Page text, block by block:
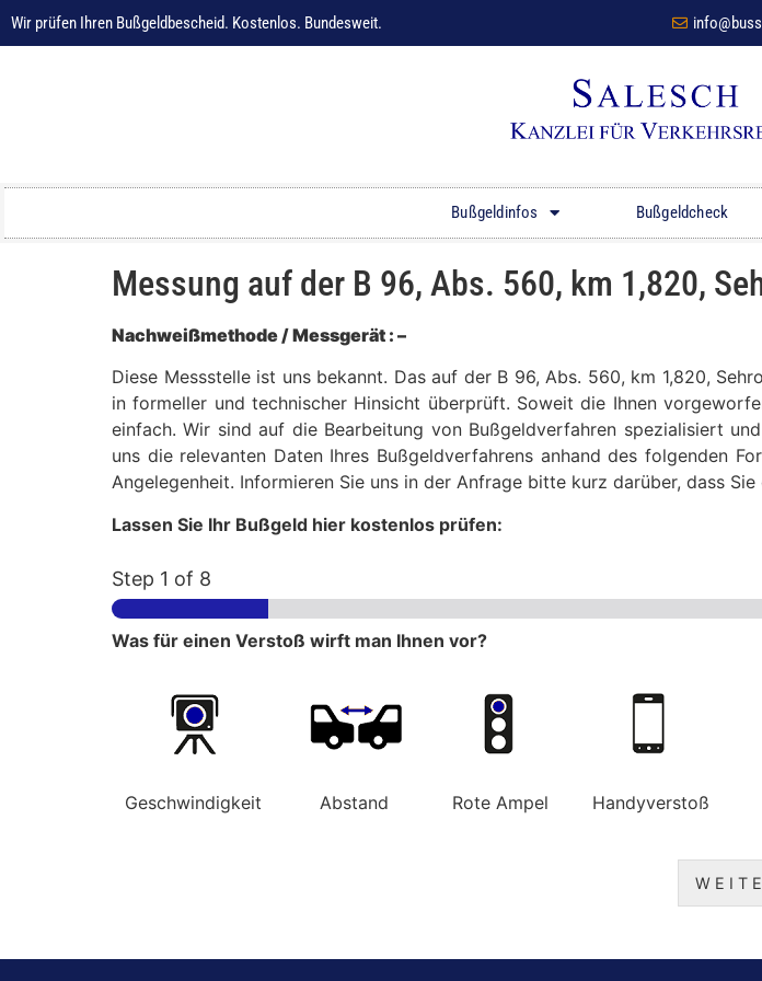
Wir prüfen Ihren Bußgeldbescheid. Kostenlos. Bundesweit.
Bußgeldinfos Bußgeldcheck
Messung auf der B 96, Abs. 560, km 1,820,
Nachweißmethode / Messgerät : –
Diese Messstelle ist uns bekannt. Das auf der B 96, Abs. 560, km 1,820,
in formeller und technischer Hinsicht überprüft. Soweit die Ihnen
einfach. Wir sind auf die Bearbeitung von Bußgeldverfahren spezialisiert
uns die relevanten Daten Ihres Bußgeldverfahrens anhand des folgenden
Angelegenheit. Informieren Sie uns in der Anfrage bitte kurz darüber, dass
Lassen Sie Ihr Bußgeld hier kostenlos prüfen:
Step 1 of 8
Was für einen Verstoß wirft man Ihnen vor?
Geschwindigkeit Abstand Rote Ampel Handyverstoß
W E I T